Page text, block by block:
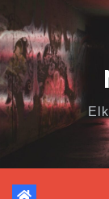
naar
de
inhoud